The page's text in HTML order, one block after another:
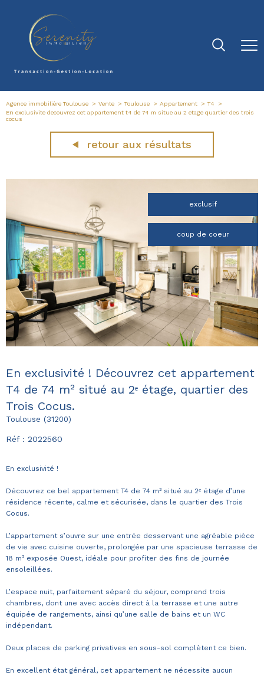
Agence immobilière Toulouse Vente Toulouse Appartement
T4
En exclusivite decouvrez cet appartement t4 de 74 m situe au 2 etage quartier des trois
cocus
retour aux résultats
exclusif
coup de coeur
En exclusivité ! Découvrez cet appartement
T4 de 74 m² situé au 2ᵉ étage, quartier des
Trois Cocus.
Toulouse (31200)
Réf : 2022560
En exclusivité !
Découvrez ce bel appartement T4 de 74 m² situé au 2ᵉ étage d’une
résidence récente, calme et sécurisée, dans le quartier des Trois
Cocus.
L’appartement s’ouvre sur une entrée desservant une agréable pièce
de vie avec cuisine ouverte, prolongée par une spacieuse terrasse de
18 m² exposée Ouest, idéale pour profiter des fins de journée
ensoleillées.
L’espace nuit, parfaitement séparé du séjour, comprend trois
chambres, dont une avec accès direct à la terrasse et une autre
équipée de rangements, ainsi qu’une salle de bains et un WC
indépendant.
Deux places de parking privatives en sous-sol complètent ce bien.
En excellent état général, cet appartement ne nécessite aucun